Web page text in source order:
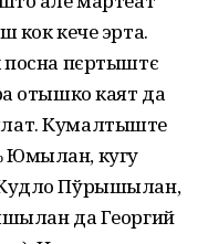
кок кече эрта.
пєртыштє
отышко каят да
Кумалтыште
кугу
Пўрышылан,
да Георгий